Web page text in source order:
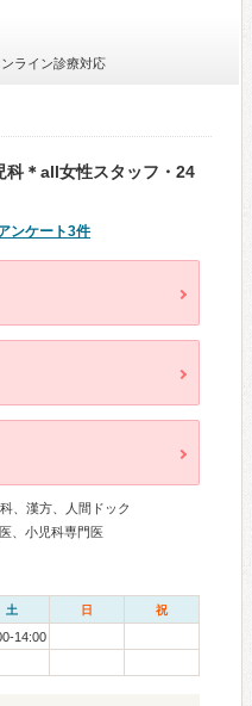
ンライン診療対応
科＊all女性スタッフ・24
ンケート3件
、漢方、人間ドック
、小児科専門医
土 日 祝
14:00